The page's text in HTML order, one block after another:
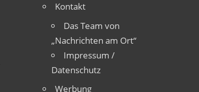
Kontakt
Das Team von
„Nachrichten am Ort“
Impressum /
Datenschutz
Werbung